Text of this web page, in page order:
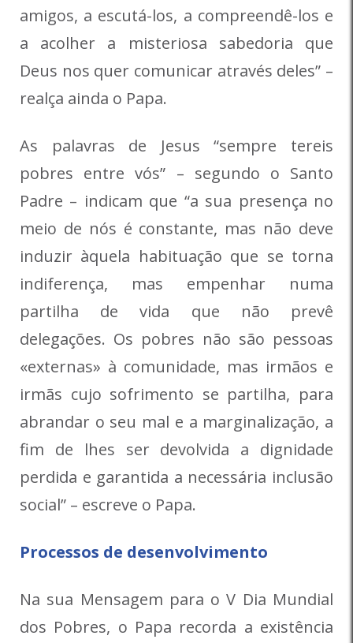
amigos, a escutá-los, a compreendê-los e
a acolher a misteriosa sabedoria que
Deus nos quer comunicar através deles” –
realça ainda o Papa.
As palavras de Jesus “sempre tereis
pobres entre vós” – segundo o Santo
Padre – indicam que “a sua presença no
meio de nós é constante, mas não deve
induzir àquela habituação que se torna
indiferença, mas empenhar numa
partilha de vida que não prevê
delegações. Os pobres não são pessoas
«externas» à comunidade, mas irmãos e
irmãs cujo sofrimento se partilha, para
abrandar o seu mal e a marginalização, a
fim de lhes ser devolvida a dignidade
perdida e garantida a necessária inclusão
social” – escreve o Papa.
Processos de desenvolvimento
Na sua Mensagem para o V Dia Mundial
dos Pobres, o Papa recorda a existência